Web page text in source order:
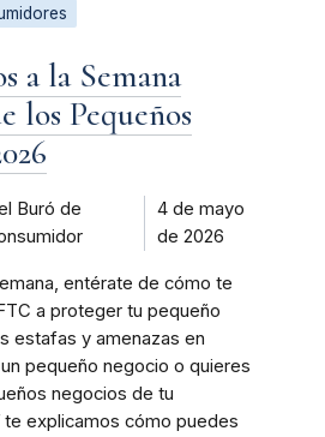
a la Semana
los Pequeños
Buró de
4 de mayo
de 2026
entérate de cómo te
a proteger tu pequeño
estafas y amenazas en
pequeño negocio o quieres
negocios de tu
te explicamos cómo puedes